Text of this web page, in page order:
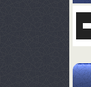
یا
صدا